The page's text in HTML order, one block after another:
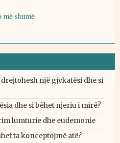
më shumë
një gjykatësi dhe si
dhe si bëhet njeriu i mirë?
lumturie dhe eudemonie
ta konceptojmë atë?